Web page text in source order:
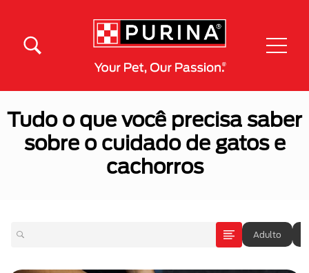
Tudo o que você precisa saber
sobre o cuidado de gatos e
cachorros
Adulto